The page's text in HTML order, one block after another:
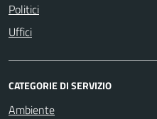
Politici
Uffici
CATEGORIE DI SERVIZIO
Ambiente